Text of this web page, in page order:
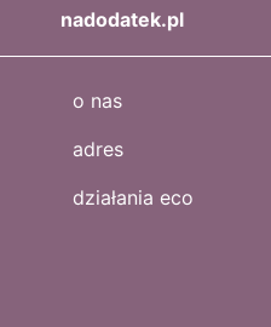
nadodatek.pl
o nas
adres
działania eco